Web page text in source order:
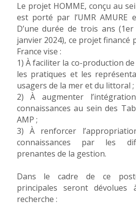
Le projet HOMME, conçu au
est porté par l’UMR AMURE
D’une durée de trois ans
janvier 2024), ce projet financé
France vise :
1) À faciliter la co-production
les pratiques et les
usagers de la mer et du littoral ;
2) À augmenter
connaissances au sein des
AMP ;
3) À renforcer
connaissances par les
prenantes de la gestion.
Dans le cadre de ce
principales seront dévolues
recherche :